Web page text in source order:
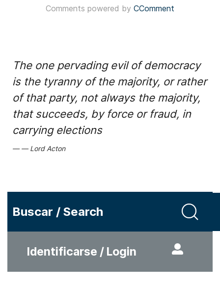
Comments powered by CComment
The one pervading evil of democracy
is the tyranny of the majority, or rather
of that party, not always the majority,
that succeeds, by force or fraud, in
carrying elections
Lord Acton
Buscar / Search
Identificarse / Login